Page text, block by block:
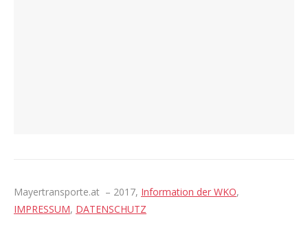
Mayertransporte.at – 2017, Information der WKO,
IMPRESSUM, DATENSCHUTZ